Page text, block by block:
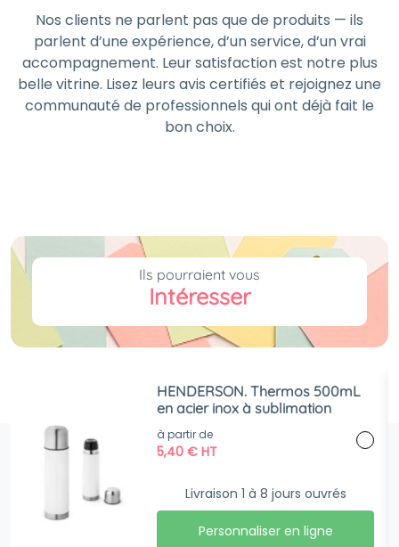
Nos clients ne parlent pas que de produits — ils
parlent d’une expérience, d’un service, d’un vrai
accompagnement. Leur satisfaction est notre plus
belle vitrine. Lisez leurs avis certifiés et rejoignez une
communauté de professionnels qui ont déjà fait le
bon choix.
Ils pourraient vous
Intéresser
HENDERSON. Thermos 500mL
en acier inox à sublimation
à partir de
5,40€ HT
Livraison 1 à 8 jours ouvrés
Personnaliser en ligne